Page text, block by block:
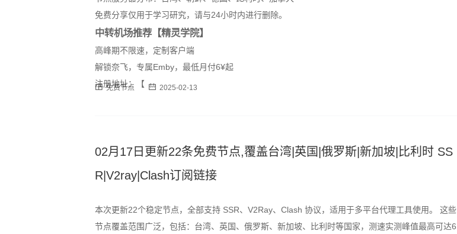
免费分享仅用于学习研究，请与24小时内进行删除。
中转机场推荐【精灵学院】
高峰期不限速，定制客户端
解锁奈飞，专属Emby，最低月付6¥起
注册地址：【
免费节点 2025-02-13
02月17日更新22条免费节点,覆盖台湾|英国|俄罗斯|新加坡|比利时 SS
R|V2ray|Clash订阅链接
本次更新22个稳定节点，全部支持 SSR、V2Ray、Clash 协议，适用于多平台代理工具使用。 这些
节点覆盖范围广泛，包括：台湾、英国、俄罗斯、新加坡、比利时等国家，测速实测峰值最高可达6.